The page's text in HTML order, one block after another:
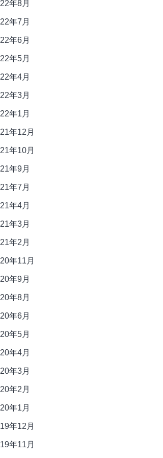
年8月
年7月
年6月
年5月
年4月
年3月
年1月
年12月
年10月
年9月
年7月
年4月
年3月
年2月
年11月
年9月
年8月
年6月
年5月
年4月
年3月
年2月
年1月
年12月
年11月